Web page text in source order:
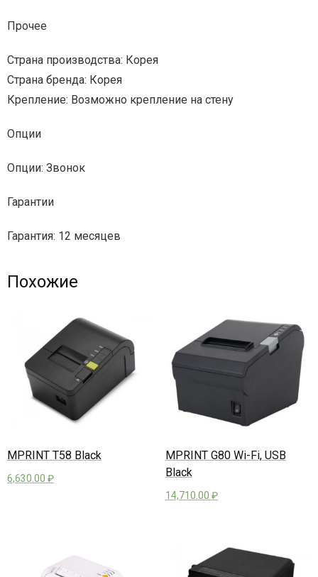
Прочее
Страна производства: Корея
Страна бренда: Корея
Крепление: Возможно крепление на стену
Опции
Опции: Звонок
Гарантии
Гарантия: 12 месяцев
Похожие
MPRINT T58 Black
6,630.00 ₽
MPRINT G80 Wi-Fi, USB
Black
14,710.00 ₽